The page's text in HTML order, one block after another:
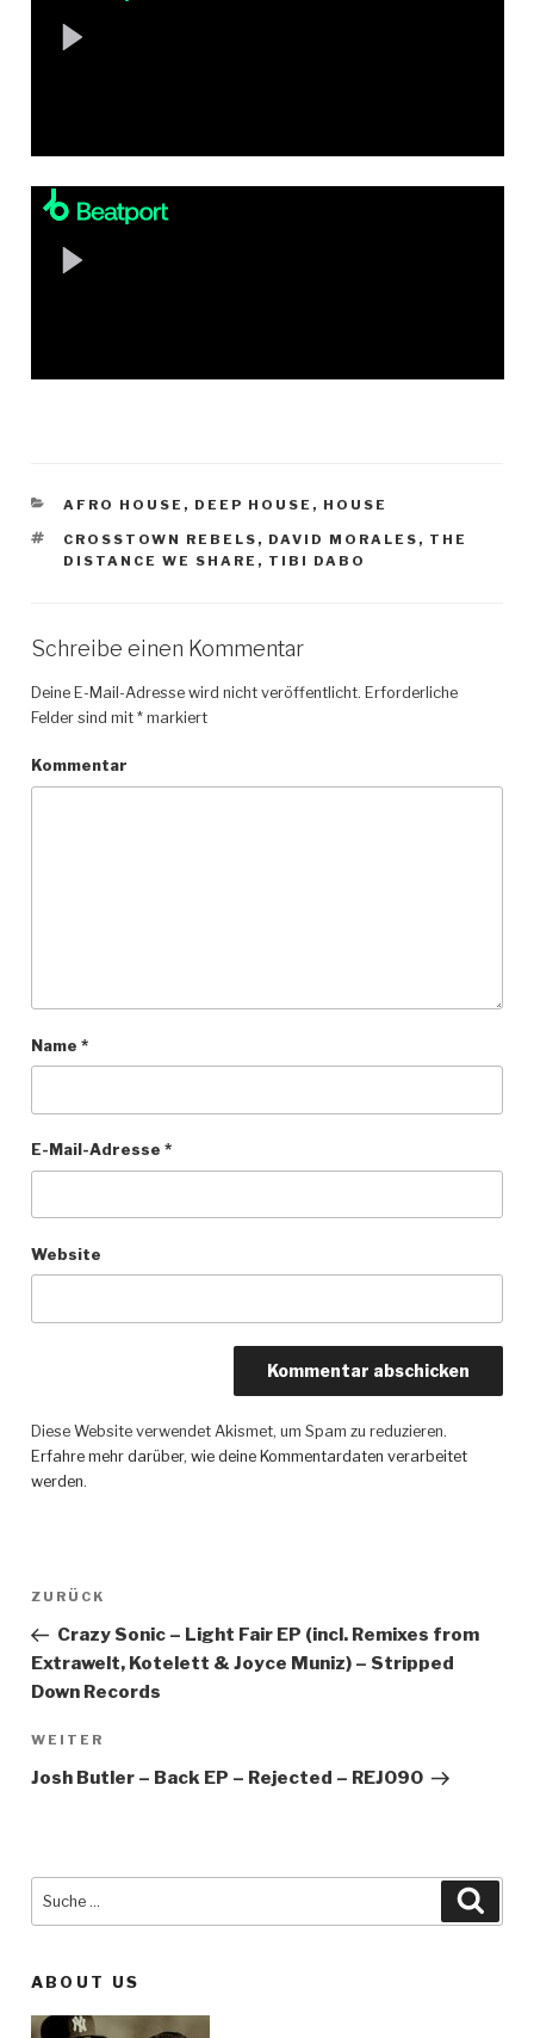
KATEGORIEN
AFRO HOUSE , DEEP HOUSE , HOUSE
SCHLAGWÖRTER
CROSSTOWN REBELS , DAVID MORALES , THE
DISTANCE WE SHARE , TIBI DABO
Schreibe einen Kommentar
Deine E-Mail-Adresse wird nicht veröffentlicht. Erforderliche
Felder sind mit *markiert
Kommentar
Name *
E-Mail-Adresse *
Website
Diese Website verwendet Akismet, um Spam zu reduzieren.
Erfahre mehr darüber, wie deine Kommentardaten verarbeitet
werden.
Beitragsnavigation
Vorheriger
Beitrag
ZURÜCK
Crazy Sonic – Light Fair EP (incl. Remixes from
Extrawelt, Kotelett & Joyce Muniz) – Stripped
Down Records
Nächster
Beitrag
WEITER
Josh Butler – Back EP – Rejected – REJ090
ABOUT US